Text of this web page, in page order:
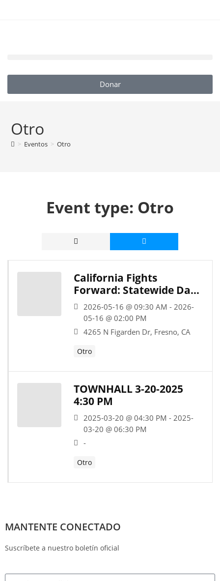
Donar
Otro
> Eventos > Otro
Event type: Otro
California Fights
Forward: Statewide Day
of Action
2026-05-16 @ 09:30 AM - 2026-
05-16 @ 02:00 PM
4265 N Figarden Dr, Fresno, CA
Otro
TOWNHALL 3-20-2025
4:30 PM
2025-03-20 @ 04:30 PM - 2025-
03-20 @ 06:30 PM
-
Otro
MANTENTE CONECTADO
Suscríbete a nuestro boletín oficial